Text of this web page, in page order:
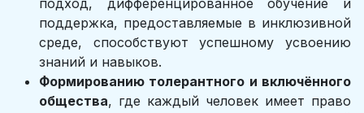
подход, дифференцированное обучение и
поддержка, предоставляемые в инклюзивной
среде, способствуют успешному усвоению
знаний и навыков.
Формированию толерантного и включённого
общества, где каждый человек имеет право